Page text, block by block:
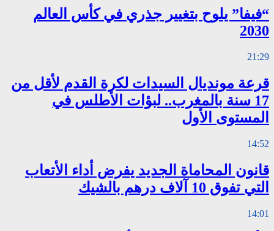
“فيفا” يلوح بتغيير جذري في كأس العالم
2030
21:29
قرعة مونديال السيدات لكرة القدم لأقل من
17 سنة بالمغرب.. لبؤات الأطلس في
المستوى الأول
14:52
قانون المحاماة الجديد يفرض أداء الأتعاب
التي تفوق 10 آلاف درهم بالشيك
14:01